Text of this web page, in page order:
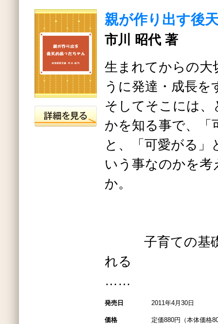
親が作り出す後
市川 昭代 著
生まれてからの大
うに発達・成長を
そしてそこには
かを知る事で、「
と、「可愛がる
いう事なのかを
か。
子育ての基礎
れる
……
発売日 2011年4月30日
価格 定価880円（本体価格